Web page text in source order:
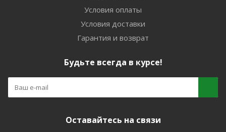
Условия оплаты
Условия доставки
Гарантия и возврат
Будьте всегда в курсе!
Оставайтесь на связи